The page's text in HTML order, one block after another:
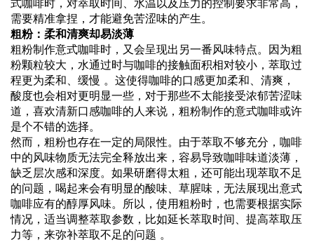
需要精准拿捏，才能避免苦涩味的产生。
粗粉：柔和清爽却易淡薄
粗粉制作意式咖啡时，又会呈现出另一番风味特点。因为粗
粉颗粒较大，水通过时与咖啡的接触面积相对较小，萃取过
程更为柔和、缓慢 。这使得咖啡的口感更加柔和、清爽，
酸度也会相对更明显一些，对于那些不太能接受浓郁苦涩味
道，喜欢清新口感咖啡的人来说，粗粉制作的意式咖啡或许
是个不错的选择。
然而，粗粉也存在一定的局限性。由于萃取不够充分，咖啡
中的风味物质无法完全释放出来，容易导致咖啡味道淡薄，
缺乏层次感和深度。如果研磨得太粗，还可能出现萃取不足
的问题，喝起来会有明显的酸味、草腥味，无法展现出意式
咖啡应有的醇厚风味。所以，使用粗粉时，也需要根据实际
情况，适当调整萃取参数，比如延长萃取时间、提高萃取压
力等，来弥补萃取不足的问题 。